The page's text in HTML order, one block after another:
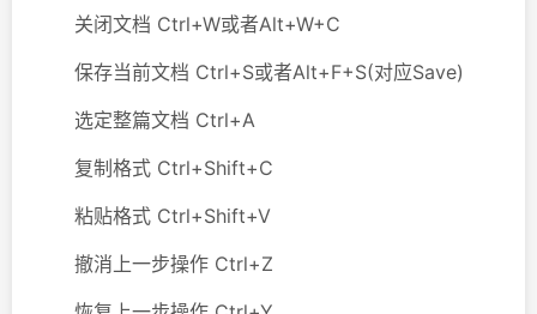
关闭文档 Ctrl+W或者Alt+W+C
保存当前文档 Ctrl+S或者Alt+F+S(对应Save)
选定整篇文档 Ctrl+A
复制格式 Ctrl+Shift+C
粘贴格式 Ctrl+Shift+V
撤消上一步操作 Ctrl+Z